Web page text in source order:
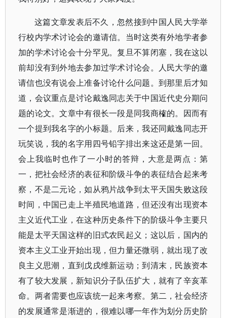
这篇文章发表后不久，忽然接到中国人民大学举
行校内学术讨论会的邀请信。当时这类有外地学者参
加的学术讨论会十分罕见。复旦不算闭塞，我在这以
前却没有到外地去参加过学术讨论会。人民大学的邀
请信也没有说会上准备讨论什么问题。到那里后才知
道，会议重点是讨论戴逸同志关于中国近代史分期问
题的论文。文章中有很长一段是同我商榷的。因而有
一个提到我名字的小标题。后来，我还同戴逸同志开
玩笑说，我的名字用四号铅字排出来这还是第一回。
会上我临时也作了一小时的答辩，大意是两点：第
一，把社会经济的表征和阶级斗争的表征结合起来考
察，不是二元论，如从鸦片战争到太平天国失败这段
时间，中国已走上半殖民地道路，但还没有出现资本
主义近代工业，在这种历史条件下的阶级斗争主要只
能是太平天国这样的旧式农民起义；这以后，国内的
资本主义工业开始出现，但力量还微弱，就出现了改
良主义思潮，直到戊戌维新运动；到清末，民族资本
有了较大发展，新知识分子队伍扩大，就有了辛亥革
命。两者需要也应该统一起来考察。第二，社会经济
的发展通常是渐进的，很难以哪一年作为划分历史阶